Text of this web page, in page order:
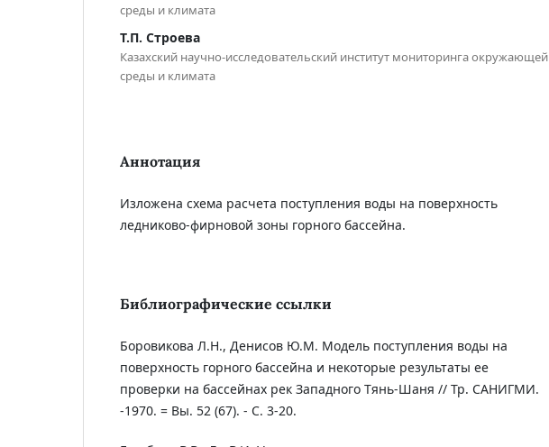
среды и климата
Т.П. Строева
Казахский научно-исследовательский институт мониторинга окружающей
среды и климата
Аннотация
Изложена схема расчета поступления воды на поверхность
ледниково-фирновой зоны горного бассейна.
Библиографические ссылки
Боровикова Л.Н., Денисов Ю.М. Модель поступления воды на
поверхность горного бассейна и некоторые результаты ее
проверки на бассейнах рек Западного Тянь-Шаня // Тр. САНИГМИ.
-1970. = Вы. 52 (67). - С. 3-20.